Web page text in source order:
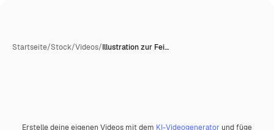
Startseite/Stock/Videos/Illustration zur Fei…
Erstelle deine eigenen Videos mit dem KI-Videogenerator und füge